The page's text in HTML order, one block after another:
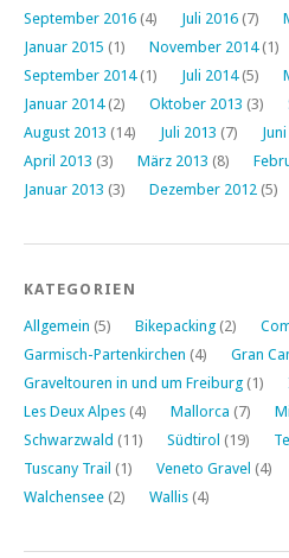
September 2016 (4) Juli 2016 (7)
Januar 2015 (1) November 2014(1)
September 2014(1) Juli 2014(5)
Januar 2014(2) Oktober 2013 (3)
August 2013 (14) Juli 2013 (7)
April 2013 (3) März 2013 (8)
Januar 2013 (3) Dezember 2012 (5)
KATEGORIEN
Allgemein (5) Bikepacking (2)
Garmisch-Partenkirchen (4) Gran
Graveltouren in und um Freiburg (1)
Les Deux Alpes (4) Mallorca (7)
Schwarzwald (11) Südtirol (19)
Tuscany Trail (1) Veneto Gravel (4)
Walchensee (2) Wallis (4)